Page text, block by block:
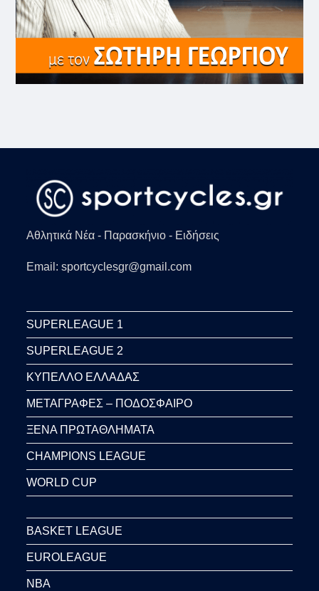
Αθλητικά Νέα - Παρασκήνιο - Ειδήσεις
Email: sportcyclesgr@gmail.com
SUPERLEAGUE 1
SUPERLEAGUE 2
ΚΥΠΕΛΛΟ ΕΛΛΑΔΑΣ
ΜΕΤΑΓΡΑΦΕΣ – ΠΟΔΟΣΦΑΙΡΟ
ΞΕΝΑ ΠΡΩΤΑΘΛΗΜΑΤΑ
CHAMPIONS LEAGUE
WORLD CUP
BASKET LEAGUE
EUROLEAGUE
NBA